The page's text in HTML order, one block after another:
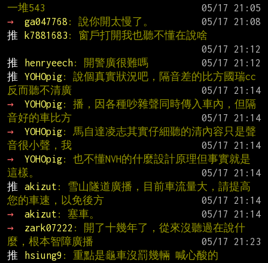
一堆543
→
ga047768 : 說你開太慢了。
推
k7881683 : 窗戶打開我也聽不懂在說啥
推
henryeech: 開警廣很難嗎
推
YOHOpig: 說個真實狀況吧，隔音差的比方國瑞cc
反而聽不清廣
→
YOHOpig: 播，因各種吵雜聲同時傳入車內，但隔
音好的車比方
→
YOHOpig: 馬自達凌志其實仔細聽的清內容只是聲
音很小聲，我
→
YOHOpig: 也不懂NVH的什麼設計原理但事實就是
這樣。
推
akizut : 雪山隧道廣播，目前車流量大，請提高
您的車速，以免後方
→
akizut : 塞車。
→
zark07222 : 開了十幾年了，從來沒聽過在說什
麼，根本智障廣播
推
hsiung9 : 重點是龜車沒罰幾輛 喊心酸的